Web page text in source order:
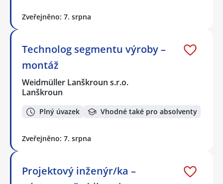
Zveřejněno: 7. srpna
Technolog segmentu výroby –
montáž
Weidmüller Lanškroun s.r.o.
Lanškroun
Plný úvazek Vhodné také pro absolventy
Zveřejněno: 7. srpna
Projektový inženýr/ka –